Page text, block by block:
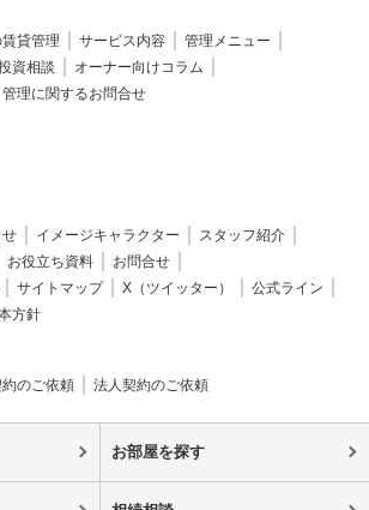
貸管理 サービス内容
管理メニュー
資相談
オーナー向けコラム
管理に関するお問合せ
せ イメージキャラクター
スタッフ紹介
お役立ち資料
お問合せ
サイトマップ X（ツイッター）
公式ライン
方針
のご依頼 法人契約のご依頼
お部屋を探す